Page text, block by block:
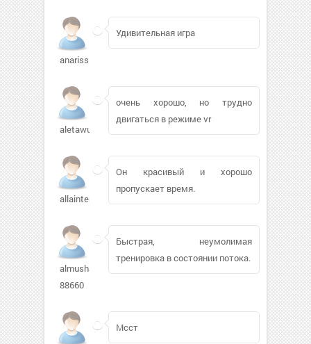
anarissimo
Удивительная игра
aletawu28426
очень хорошо, но трудно
двигаться в режиме vr
allainter
Он красивый и хорошо
пропускает время.
almusha-
88660
Быстрая, неумолимая
тренировка в состоянии потока.
Мсст